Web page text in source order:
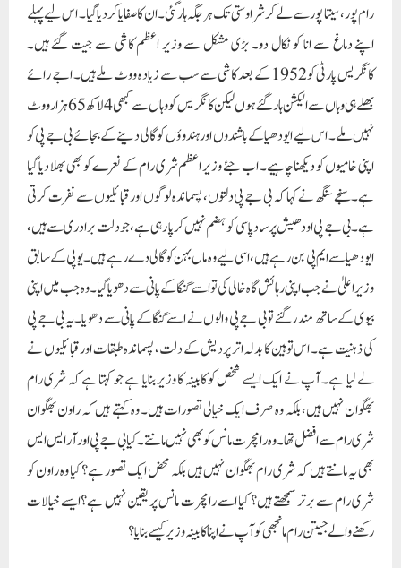
رام پور، سیتا پور سے لے کر شراوستی تک ہر جگہ ہار گئی۔ ان کا صفایا کر دیا گیا۔ اس لیے پہلے
اپنے دماغ سے انا کو نکال دو۔ بڑی مشکل سے وزیر اعظم کاشی سے جیت گئے ہیں۔
کانگریس پارٹی کو 1952 کے بعد کاشی سے سب سے زیادہ ووٹ ملے ہیں۔ اجے رائے
بھلے ہی وہاں سے الیکشن ہار گئے ہوں لیکن کانگریس کو وہاں سے کبھی 4 لاکھ 65 ہزار ووٹ
نہیں ملے۔ اس لیے ایودھیا کے باشندوں اور ہندوؤں کو گالی دینے کے بجائے بی جے پی کو
اپنی خامیوں کو دیکھنا چاہیے۔ اب جئے وزیر اعظم شری رام کے نعرے کو بھی بھلا دیا گیا
ہے۔سنجے سنگھ نے کہا کہ بی جے پی دلتوں، پسماندہ لوگوں اور قبائلیوں سے نفرت کرتی
ہے۔ بی جے پی اودھیش پرساد پاسی کو ہضم نہیں کر پا رہی ہے، جو دلت برادری سے ہیں،
ایودھیا سے ایم پی بن رہے ہیں، اسی لیے وہ ماں بہن کو گالی دے رہے ہیں۔ یوپی کے سابق
وزیر اعلیٰ نے جب اپنی رہائش گاہ خالی کی تو اسے گنگا کے پانی سے دھویا گیا۔ وہ جب میں اپنی
بیوی کے ساتھ مندر گئے تو بی جے پی والوں نے اسے گنگا کے پانی سے دھویا۔ یہ بی جے پی
کی ذہنیت ہے۔ اس توہین کا بدلہ اتر پردیش کے دلت، پسماندہ طبقات اور قبائلیوں نے
لے لیا ہے۔ آپ نے ایک ایسے شخص کو کابینہ کا وزیر بنایا ہے جو کہتا ہے کہ شری رام
بھگوان نہیں ہیں، بلکہ وہ صرف ایک خیالی تصورات ہیں۔ وہ کہتے ہیں کہ راون بھگوان
شری رام سے افضل تھا۔ وہ رامچرت مانس کو بھی نہیں مانتے۔ کیا بی جے پی اور آر ایس ایس
بھی یہ مانتے ہیں کہ شری رام بھگوان نہیں ہیں بلکہ محض ایک تصور ہے؟ کیا وہ راون کو
شری رام سے برتر سمجھتے ہیں؟ کیا اسے رامچرت مانس پر یقین نہیں ہے؟ایسے خیالات
رکھنے والے جیتن رام مانجھی کو آپ نے اپنا کابینہ وزیر کیسے بنایا؟